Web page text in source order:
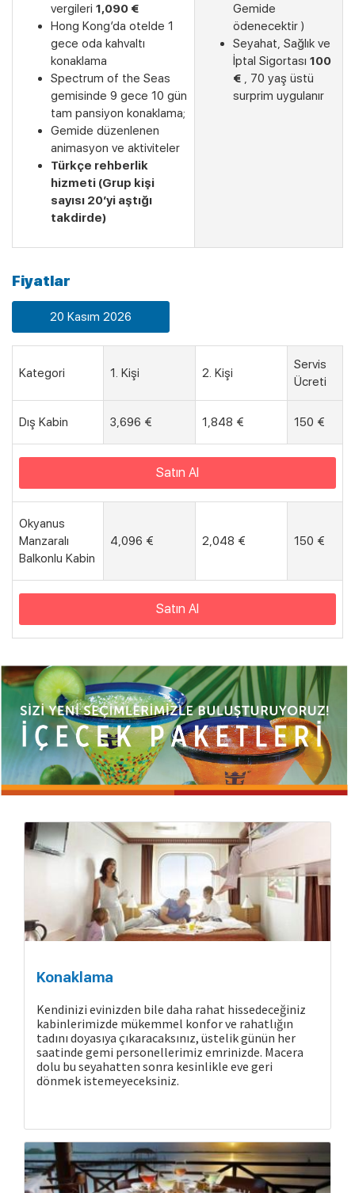
Son Kabinler
vergileri 1,090 €
Hong Kong’da otelde 1
gece oda kahvaltı
konaklama
Spectrum of the Seas
gemisinde 9 gece 10 gün
tam pansiyon konaklama;
Gemide düzenlenen
animasyon ve aktiviteler
Türkçe rehberlik
hizmeti (Grup kişi
sayısı 20’yi aştığı
takdirde)
Gemide
ödenecektir )
Seyahat, Sağlık ve
İptal Sigortası 100
€ , 70 yaş üstü
surprim uygulanır
Fiyatlar
20 Kasım 2026
Kategori 1. Kişi 2. Kişi
Servis
Ücreti
Dış Kabin 3,696 € 1,848 € 150 €
Satın Al
Okyanus
Manzaralı
Balkonlu Kabin
4,096 € 2,048 € 150 €
Satın Al
Konaklama
Kendinizi evinizden bile daha rahat hissedeceğiniz
kabinlerimizde mükemmel konfor ve rahatlığın
tadını doyasıya çıkaracaksınız, üstelik günün her
saatinde gemi personellerimiz emrinizde. Macera
dolu bu seyahatten sonra kesinlikle eve geri
dönmek istemeyeceksiniz.